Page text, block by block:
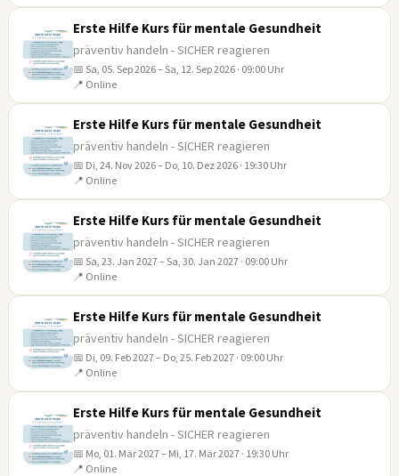
SEP
SEP
Erste Hilfe Kurs für mentale Gesundheit
präventiv handeln - SICHER reagieren
📅 Sa, 05. Sep 2026 – Sa, 12. Sep 2026 · 09:00 Uhr
📍 Online
NOV
Erste Hilfe Kurs für mentale Gesundheit
präventiv handeln - SICHER reagieren
📅 Di, 24. Nov 2026 – Do, 10. Dez 2026 · 19:30 Uhr
📍 Online
JAN
Erste Hilfe Kurs für mentale Gesundheit
präventiv handeln - SICHER reagieren
📅 Sa, 23. Jan 2027 – Sa, 30. Jan 2027 · 09:00 Uhr
📍 Online
FEB
Erste Hilfe Kurs für mentale Gesundheit
präventiv handeln - SICHER reagieren
📅 Di, 09. Feb 2027 – Do, 25. Feb 2027 · 09:00 Uhr
📍 Online
Erste Hilfe Kurs für mentale Gesundheit
präventiv handeln - SICHER reagieren
📅 Mo, 01. Mär 2027 – Mi, 17. Mär 2027 · 19:30 Uhr
📍 Online